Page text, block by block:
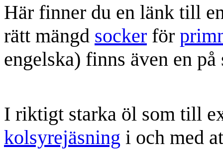
Här finner du en länk till
rätt mängd socker för
engelska) finns även en på
I riktigt starka öl som till
kolsyrejäsning i och med